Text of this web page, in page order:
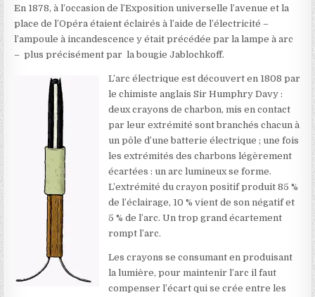
En 1878, à l’occasion de l’Exposition universelle l’avenue et la
place de l’Opéra étaient éclairés à l’aide de l’électricité –
l’ampoule à incandescence y était précédée par la lampe à arc
– plus précisément par la bougie Jablochkoff.
L’arc électrique est découvert en 1808 par
le chimiste anglais Sir Humphry Davy :
deux crayons de charbon, mis en contact
par leur extrémité sont branchés chacun à
un pôle d’une batterie électrique ; une fois
les extrémités des charbons légèrement
écartées : un arc lumineux se forme.
L’extrémité du crayon positif produit 85 %
de l’éclairage, 10 % vient de son négatif et
5 % de l’arc. Un trop grand écartement
rompt l’arc.
Les crayons se consumant en produisant
la lumière, pour maintenir l’arc il faut
compenser l’écart qui se crée entre les